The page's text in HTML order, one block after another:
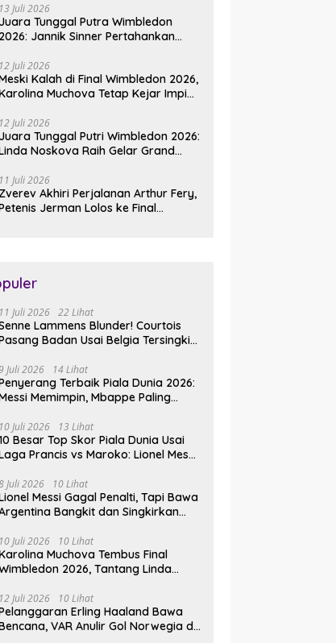
13 Juli 2026
Juara Tunggal Putra Wimbledon
2026: Jannik Sinner Pertahankan
Zverev
12 Juli 2026
Kalah di Final Wimbledon 2026,
Muchova Tetap Kejar Impian
12 Juli 2026
Juara Tunggal Putri Wimbledon 2026:
Noskova Raih Gelar Grand
11 Juli 2026
Akhiri Perjalanan Arthur Fery,
Jerman Lolos ke Final
11 Juli 2026 22 Lihat
Lammens Blunder! Courtois
Badan Usai Belgia Tersingkir
Juli 2026 14 Lihat
Terbaik Piala Dunia 2026:
Memimpin, Mbappe Paling
10 Juli 2026 13 Lihat
Besar Top Skor Piala Dunia Usai
Prancis vs Maroko: Lionel Messi
Juli 2026 10 Lihat
Messi Gagal Penalti, Tapi Bawa
Bangkit dan Singkirkan
10 Juli 2026 10 Lihat
Muchova Tembus Final
2026, Tantang Linda
12 Juli 2026 10 Lihat
Erling Haaland Bawa
VAR Anulir Gol Norwegia di